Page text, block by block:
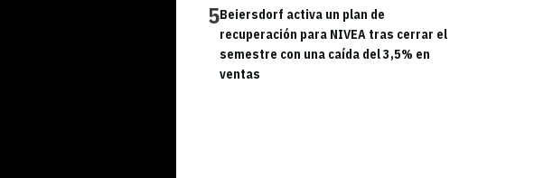
5Beiersdorf activa un plan de
recuperación para NIVEA tras cerrar el
semestre con una caída del 3,5% en
ventas